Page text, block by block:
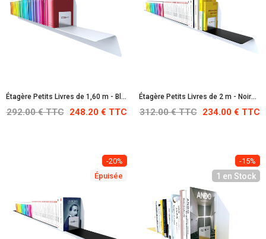
Étagère Petits Livres de 1,60 m - Blanche : RAL 9010
292.00 € TTC 248.20 € TTC
Étagère Petits Livres de 2 m - Noire : RAL 9005
312.00 € TTC 234.00 € TTC
-20%
Épuisée
-15%
1 en Stock